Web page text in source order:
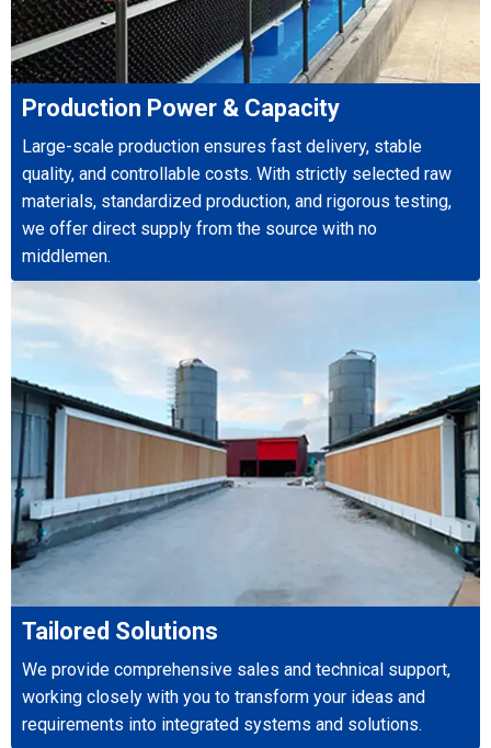
Production Power & Capacity
Large-scale production ensures fast delivery, stable
quality, and controllable costs. With strictly selected raw
materials, standardized production, and rigorous testing,
we offer direct supply from the source with no
middlemen.
Tailored Solutions
We provide comprehensive sales and technical support,
working closely with you to transform your ideas and
requirements into integrated systems and solutions.